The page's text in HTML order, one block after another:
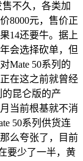
不久，各类加
8000元，售价正
14还要牛。据上
会选择砍单，但
Mate 50系列的
在这之前就曾经
昆仑版的产
当前根基就不消
50系列供货连
么夸张了，目前
要少了一半，黄